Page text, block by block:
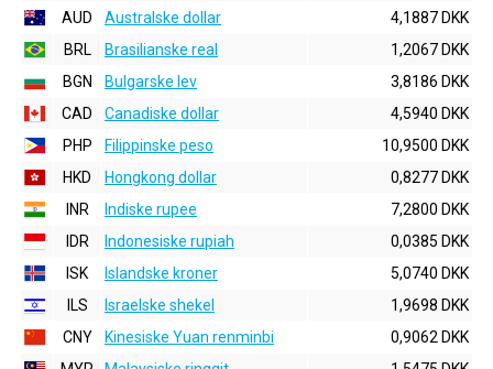
AUD
Australske dollar
4,1887 DKK
BRL
Brasilianske real
1,2067 DKK
BGN
Bulgarske lev
3,8186 DKK
CAD
Canadiske dollar
4,5940 DKK
PHP
Filippinske peso
10,9500 DKK
HKD
Hongkong dollar
0,8277 DKK
INR
Indiske rupee
7,2800 DKK
IDR
Indonesiske rupiah
0,0385 DKK
ISK
Islandske kroner
5,0740 DKK
ILS
Israelske shekel
1,9698 DKK
CNY
Kinesiske Yuan renminbi
0,9062 DKK